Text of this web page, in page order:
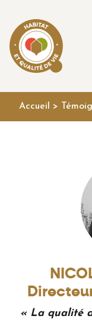
Accueil >
« La qualité